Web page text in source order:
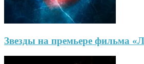
Звезды на премьере фильма